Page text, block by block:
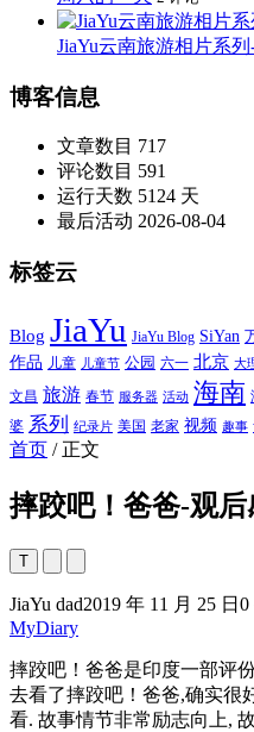
JiaYu云南旅游相片系
博客信息
文章数目 717
评论数目 591
运行天数 5124 天
最后活动 2026-08-04
标签云
Blog JiaYu JiaYu Blog SiYan
作品 儿童 儿童节 公园 六一 北京 大
文昌 旅游 春节 服务器 活动 海南
婆 系列 纪录片 美国 老家 视频 趣事
首页 / 正文
摔跤吧！爸爸-观后
T
JiaYu dad2019 年 11 月 25 日 0
MyDiary
摔跤吧！爸爸是印度一部评
去看了摔跤吧！爸爸,确实很
看. 故事情节非常励志向上,